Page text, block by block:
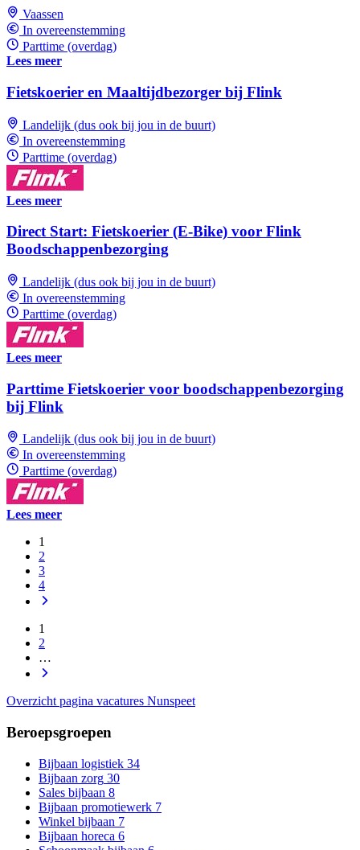
Vaassen
In overeenstemming
Parttime (overdag)
Lees meer
Fietskoerier en Maaltijdbezorger bij Flink
Landelijk (dus ook bij jou in de buurt)
In overeenstemming
Parttime (overdag)
Lees meer
Direct Start: Fietskoerier (E-Bike) voor Flink
Boodschappenbezorging
Landelijk (dus ook bij jou in de buurt)
In overeenstemming
Parttime (overdag)
Lees meer
Parttime Fietskoerier voor boodschappenbezorging
bij Flink
Landelijk (dus ook bij jou in de buurt)
In overeenstemming
Parttime (overdag)
Lees meer
1
2
3
4
1
2
…
Overzicht pagina vacatures Nunspeet
Beroepsgroepen
Bijbaan logistiek 34
Bijbaan zorg 30
Sales bijbaan 8
Bijbaan promotiewerk 7
Winkel bijbaan 7
Bijbaan horeca 6